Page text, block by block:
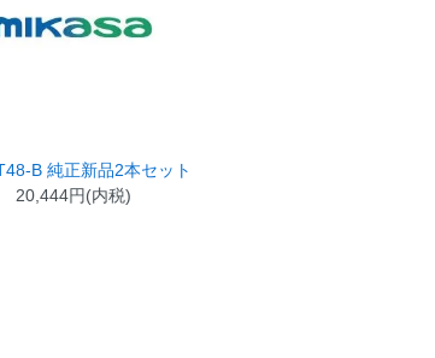
B 純正新品2本セット
20,444円(内税)